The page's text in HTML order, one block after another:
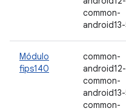
common-
Módulo
fips140
common-
common-
common-